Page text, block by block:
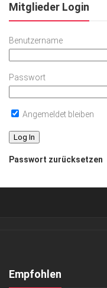
Mitglieder Login
Benutzername
Passwort
Angemeldet bleiben
Passwort zurücksetzen
Kontakt, Impressum
Empfohlen